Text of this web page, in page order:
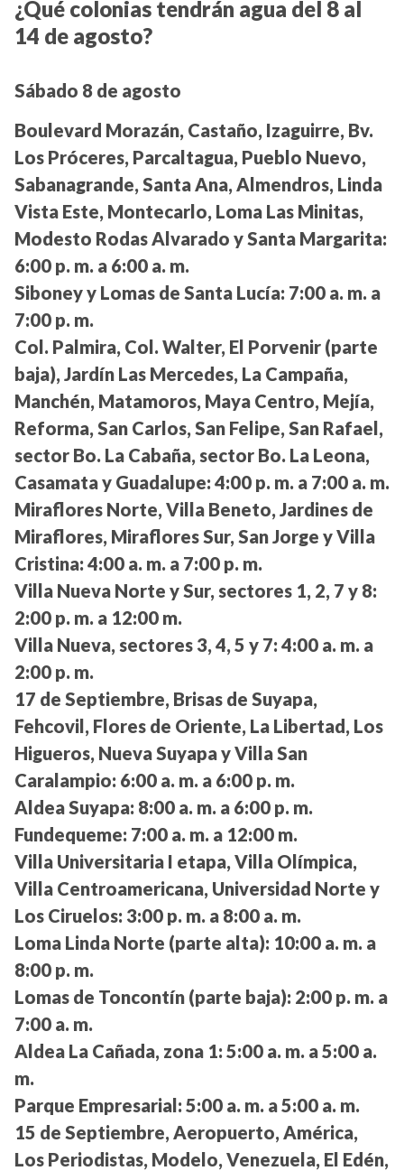
¿Qué colonias tendrán agua del 8 al
14 de agosto?
Sábado 8 de agosto
Boulevard Morazán, Castaño, Izaguirre, Bv.
Los Próceres, Parcaltagua, Pueblo Nuevo,
Sabanagrande, Santa Ana, Almendros, Linda
Vista Este, Montecarlo, Loma Las Minitas,
Modesto Rodas Alvarado y Santa Margarita:
6:00 p. m. a 6:00 a. m.
Siboney y Lomas de Santa Lucía: 7:00 a. m. a
7:00 p. m.
Col. Palmira, Col. Walter, El Porvenir (parte
baja), Jardín Las Mercedes, La Campaña,
Manchén, Matamoros, Maya Centro, Mejía,
Reforma, San Carlos, San Felipe, San Rafael,
sector Bo. La Cabaña, sector Bo. La Leona,
Casamata y Guadalupe: 4:00 p. m. a 7:00 a. m.
Miraflores Norte, Villa Beneto, Jardines de
Miraflores, Miraflores Sur, San Jorge y Villa
Cristina: 4:00 a. m. a 7:00 p. m.
Villa Nueva Norte y Sur, sectores 1, 2, 7 y 8:
2:00 p. m. a 12:00 m.
Villa Nueva, sectores 3, 4, 5 y 7: 4:00 a. m. a
2:00 p. m.
17 de Septiembre, Brisas de Suyapa,
Fehcovil, Flores de Oriente, La Libertad, Los
Higueros, Nueva Suyapa y Villa San
Caralampio: 6:00 a. m. a 6:00 p. m.
Aldea Suyapa: 8:00 a. m. a 6:00 p. m.
Fundequeme: 7:00 a. m. a 12:00 m.
Villa Universitaria I etapa, Villa Olímpica,
Villa Centroamericana, Universidad Norte y
Los Ciruelos: 3:00 p. m. a 8:00 a. m.
Loma Linda Norte (parte alta): 10:00 a. m. a
8:00 p. m.
Lomas de Toncontín (parte baja): 2:00 p. m. a
7:00 a. m.
Aldea La Cañada, zona 1: 5:00 a. m. a 5:00 a.
m.
Parque Empresarial: 5:00 a. m. a 5:00 a. m.
15 de Septiembre, Aeropuerto, América,
Los Periodistas, Modelo, Venezuela, El Edén,